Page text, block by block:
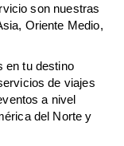
son nuestras
Oriente Medio,
en tu destino
de viajes
a nivel
del Norte y